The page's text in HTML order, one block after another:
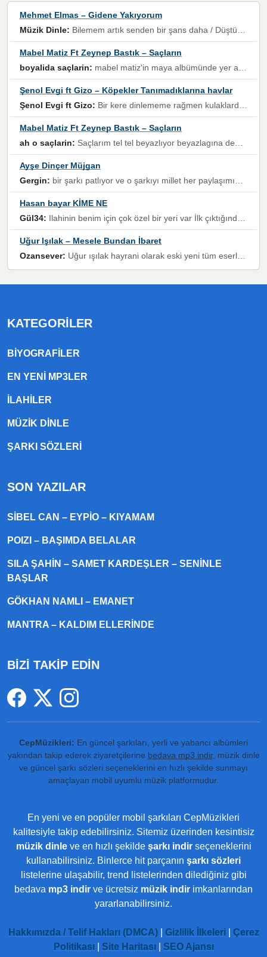
Mehmet Elmas – Gidene Yakıyorum
Müzik Dinle: Bilemem artık senden bir şans daha / Düştüğün zaman ben olmayacağım yanında” dizeleri, artık geçmişin tekrarına izin verilmeyeceğini, kişisel sınırların çizildiğini gösteriyor.
Mabel Matiz Ft Zeynep Bastık – Saçların
boyalida saçlarin: mabel matiz'in maya albümünde yer alan güzellerden. parça da şarkı hani! müzikal altyapısına vurulduğum, sözlerinde kaybolduğum bir parça olmuş.
Şenol Evgi ft Gizo – Köpekler Tanımadıklarına havlar
Şenol Evgi ft Gizo: Bir kere dinlememe rağmen kulaklardan gitmiyor sen sen sen sen kurban ol sen sen sen sen hayran ol yükses ses müzik dinleme sebebisiniz canlar bomba gibi patladınız maşallah
Mabel Matiz Ft Zeynep Bastık – Saçların
ah o saçlarin: Saçlarım tel tel beyazlıyor beyazlagına degil yanımda sen yoksun ona üzülüyorum günler bir bir geçiyor geçen günlere değil sensiz geçen günlere darılıyorum,Dinledikce asla kavusamayacagim ama asla unutamicagim sevdiğim adam için yanar içim
Ayşe Dinçer Müjgan
Gergin: bir şarkı patlıyor ve o şarkıyı millet her paylaşımın altına koyuyor ve öyle bir durum hal alıyor ki şarkıyı dinlemeden şarkıdan bikıyorsun Ama bu enteresan bir şekilde dillere dolanıyor millet olarak seviyoruz dertlerle boğuşurken bir yandan da göbek atmayi))) diyeceklerim bu kadar güzel hoş bir sayfa emeğinize sağlık arkadaşlar kolay gelsin
Hasan bayar KİME NE
Gül34: Ilahinin benim için çok özel bir yeri var İlk çıktığında komşum ne kadar yüksek sesle dinliyorsa orada duymuştum ve YouTube'dan aratıp Bu ilahiyi bulmuştum ve sonra müdavimi oldum günlük Ben de 3-5 kere dinleyip ezberleyip artık ilahiye bende eşlik ediyorum yüksek sesle Allah razı olsun hizmet nimettir Rabbim sizin zahmetlerinize de hayırlı nimetler versin Selam ve dua ile Allah'a emanet olun
Uğur Işılak – Mesele Bundan İbaret
Ozansever: Uğur ışılak hayrani olarak eski yeni tüm eserlerini keyifle huzurla dinleyenlerden birisiyim, emeğine saygı duyan gönül veren bunu en güzel şekilde sevenlerine ulaştıran siz değerli sayfa yöneticilerine de teşekkür ederim
KATEGORILER
BIYOGRAFILER
EN YENI MP3LER
ILAHILER
MÜZIK DINLE
ŞARKI SÖZLERI
SON YAZILAR
SIBEL CAN – EYPIO – KIYAMAM
POIZI – BAŞIMDA BELALAR
SILA ŞAHIN – SAMET KARDEŞLER – SENINLE
BAŞLAR
GÖKHAN NAMLI – EMANET
MANTRA – KALDIM ELLERINDE
BİZİ TAKİP EDİN
CepMüzikleri: En güncel şarkıları, yerli ve yabancı albümleri
yakından takip ederek ziyaretçilerine bedava mp3 indir, müzik dinle
ve güncel şarkı sözleri seçeneklerini en hızlı şekilde sunmayı
amaçlayan mobil uyumlu müzik platformudur.
En yeni ve en popüler mobil şarkıları CepMüzikleri
kalitesiyle takip edebilirsiniz. Sitemiz üzerinden kesintisiz
müzik dinleve en hızlı şekilde şarkı indirseçeneklerini
kullanabilirsiniz. Binlerce hit parçanın şarkı sözleri
listelerine ulaşabilir, trend listelerinden dilediğiniz gibi
bedava mp3 indir ve ücretsiz müzik indir imkanlarından
yararlanabilirsiniz.
Hakkımızda / Telif Hakları (DMCA)| Gizlilik İlkeleri| Çerez
Politikası| Site Haritası| SEO Ajansı